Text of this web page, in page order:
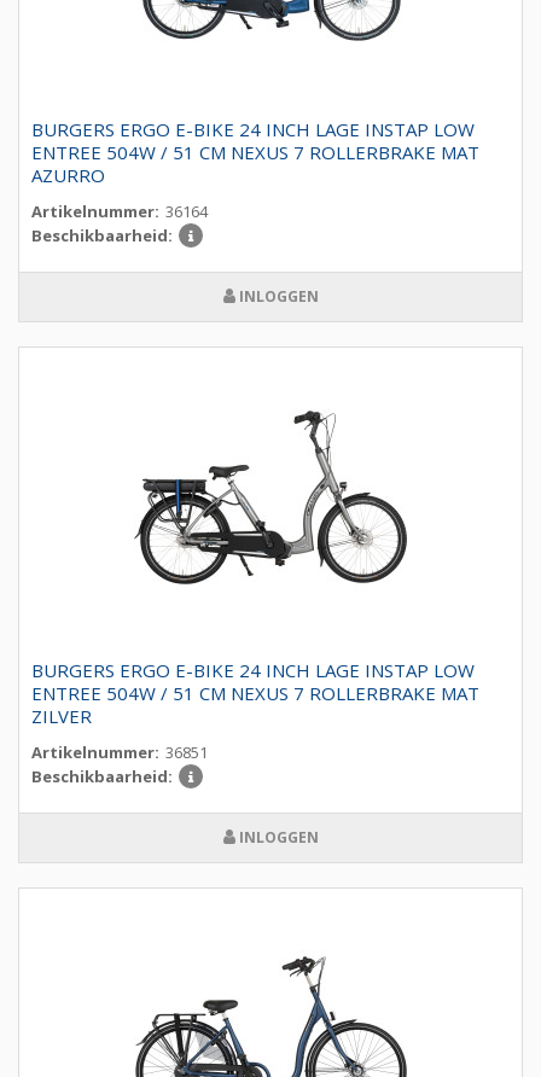
BURGERS ERGO E-BIKE 24 INCH LAGE INSTAP LOW
ENTREE 504W / 51 CM NEXUS 7 ROLLERBRAKE MAT
AZURRO
Artikelnummer: 36164
Beschikbaarheid:
INLOGGEN
BURGERS ERGO E-BIKE 24 INCH LAGE INSTAP LOW
ENTREE 504W / 51 CM NEXUS 7 ROLLERBRAKE MAT
ZILVER
Artikelnummer: 36851
Beschikbaarheid:
INLOGGEN